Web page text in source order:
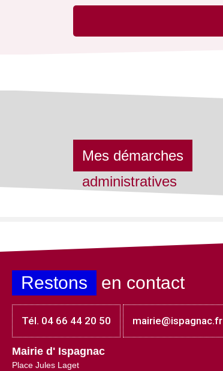
Mes démarches
administratives
Restons en contact
Tél. 04 66 44 20 50 mairie@ispagnac.fr
Mairie d' Ispagnac
Place Jules Laget